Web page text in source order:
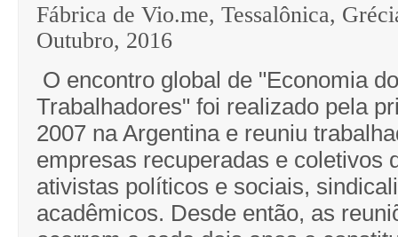
Fábrica de Vio.me, Tessalônica,
Outubro, 2016
O encontro global de "Economia
Trabalhadores" foi realizado pela
2007 na Argentina e reuniu
empresas recuperadas e coletivos
ativistas políticos e sociais,
acadêmicos. Desde então, as